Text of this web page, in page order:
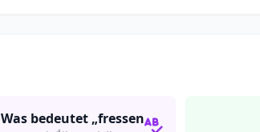
Was bedeutet „fressen"?